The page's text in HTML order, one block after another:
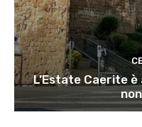
L’Estate Caerite